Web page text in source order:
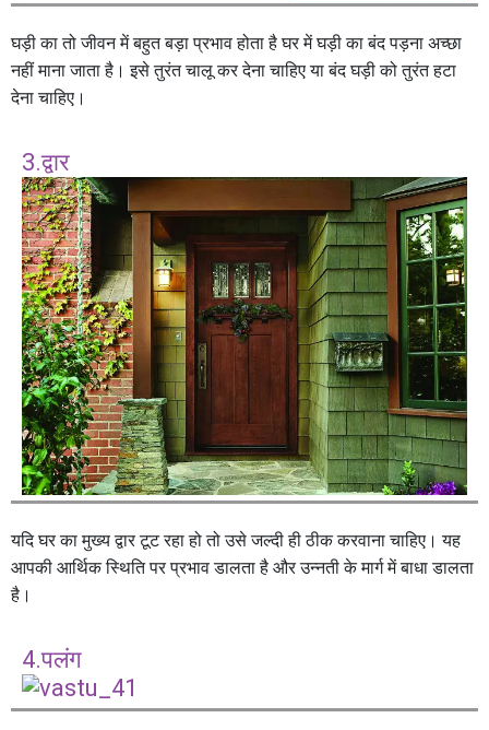
घड़ी का तो जीवन में बहुत बड़ा प्रभाव होता है घर में घड़ी का बंद पड़ना अच्छा
नहीं माना जाता है। इसे तुरंत चालू कर देना चाहिए या बंद घड़ी को तुरंत हटा
देना चाहिए।
3.द्वार
यदि घर का मुख्य द्वार टूट रहा हो तो उसे जल्दी ही ठीक करवाना चाहिए। यह
आपकी आर्थिक स्थिति पर प्रभाव डालता है और उन्नती के मार्ग में बाधा डालता
है।
4.पलंग